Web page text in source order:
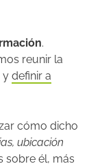
.
reunir la
y definir a
cómo dicho
ubicación
sobre él, más